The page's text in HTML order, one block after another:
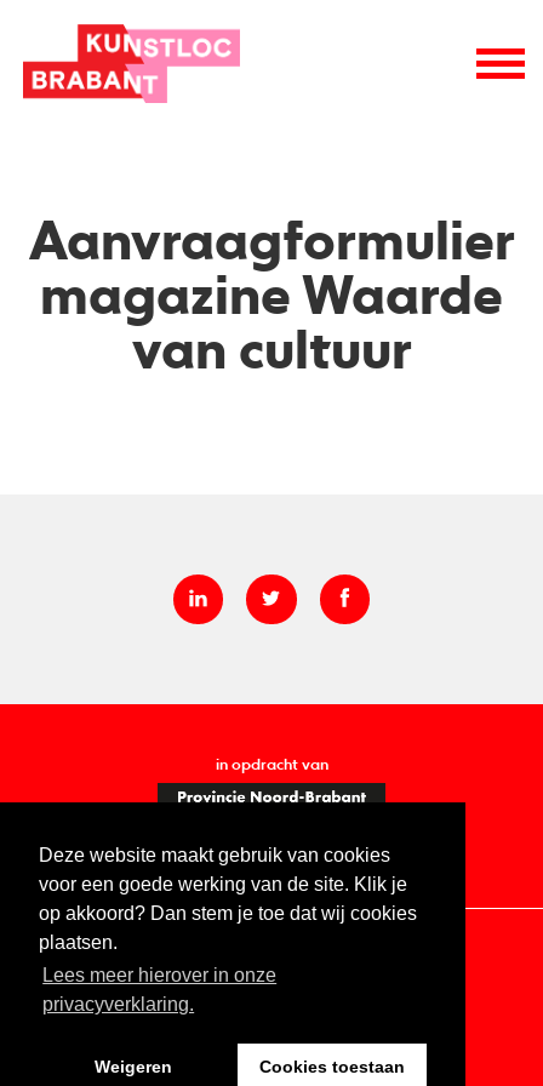
Deze website maakt gebruik van cookies
voor een goede werking van de site. Klik je
op akkoord? Dan stem je toe dat wij cookies
plaatsen.
Lees meer hierover in onze
privacyverklaring.
Weigeren Cookies toestaan
raad van toezicht
Aanvraagformulier
magazine Waarde
van cultuur
in opdracht van
Contact Vacatures ANBI
Digitale toegankelijkheid